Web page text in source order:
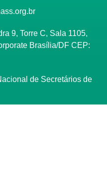
9, Torre C, Sala 1105,
Brasília/DF CEP:
de Secretários de